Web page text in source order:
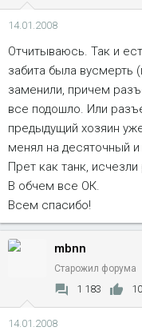
14.01.2008
Отчитываюсь. Так и
забита была вусмерть
заменили, причем
все подошло. Или
предыдущий хозяин
менял на десяточный и
Прет как танк,
В обчем все ОК.
Всем спасибо!
mbnn
Старожил форума
1 183
14.01.2008